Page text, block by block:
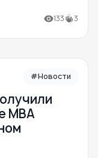
133 3
#Новости
MBA